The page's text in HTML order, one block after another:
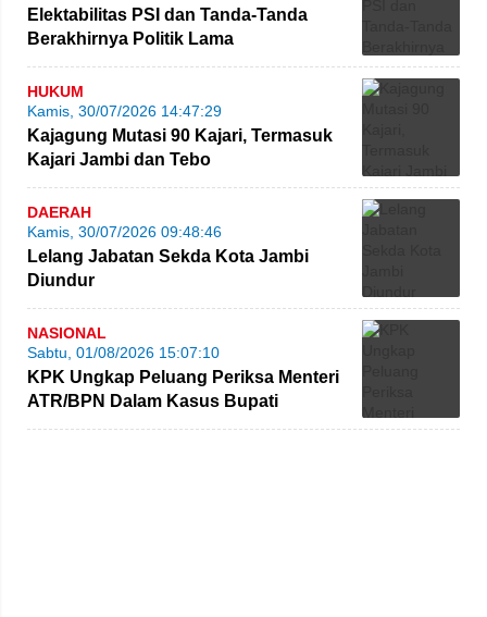
Elektabilitas PSI dan Tanda-Tanda
Berakhirnya Politik Lama
HUKUM
Kamis, 30/07/2026 14:47:29
Kajagung Mutasi 90 Kajari, Termasuk
Kajari Jambi dan Tebo
DAERAH
Kamis, 30/07/2026 09:48:46
Lelang Jabatan Sekda Kota Jambi
Diundur
NASIONAL
Sabtu, 01/08/2026 15:07:10
KPK Ungkap Peluang Periksa Menteri
ATR/BPN Dalam Kasus Bupati
Kuansing Nonaktif